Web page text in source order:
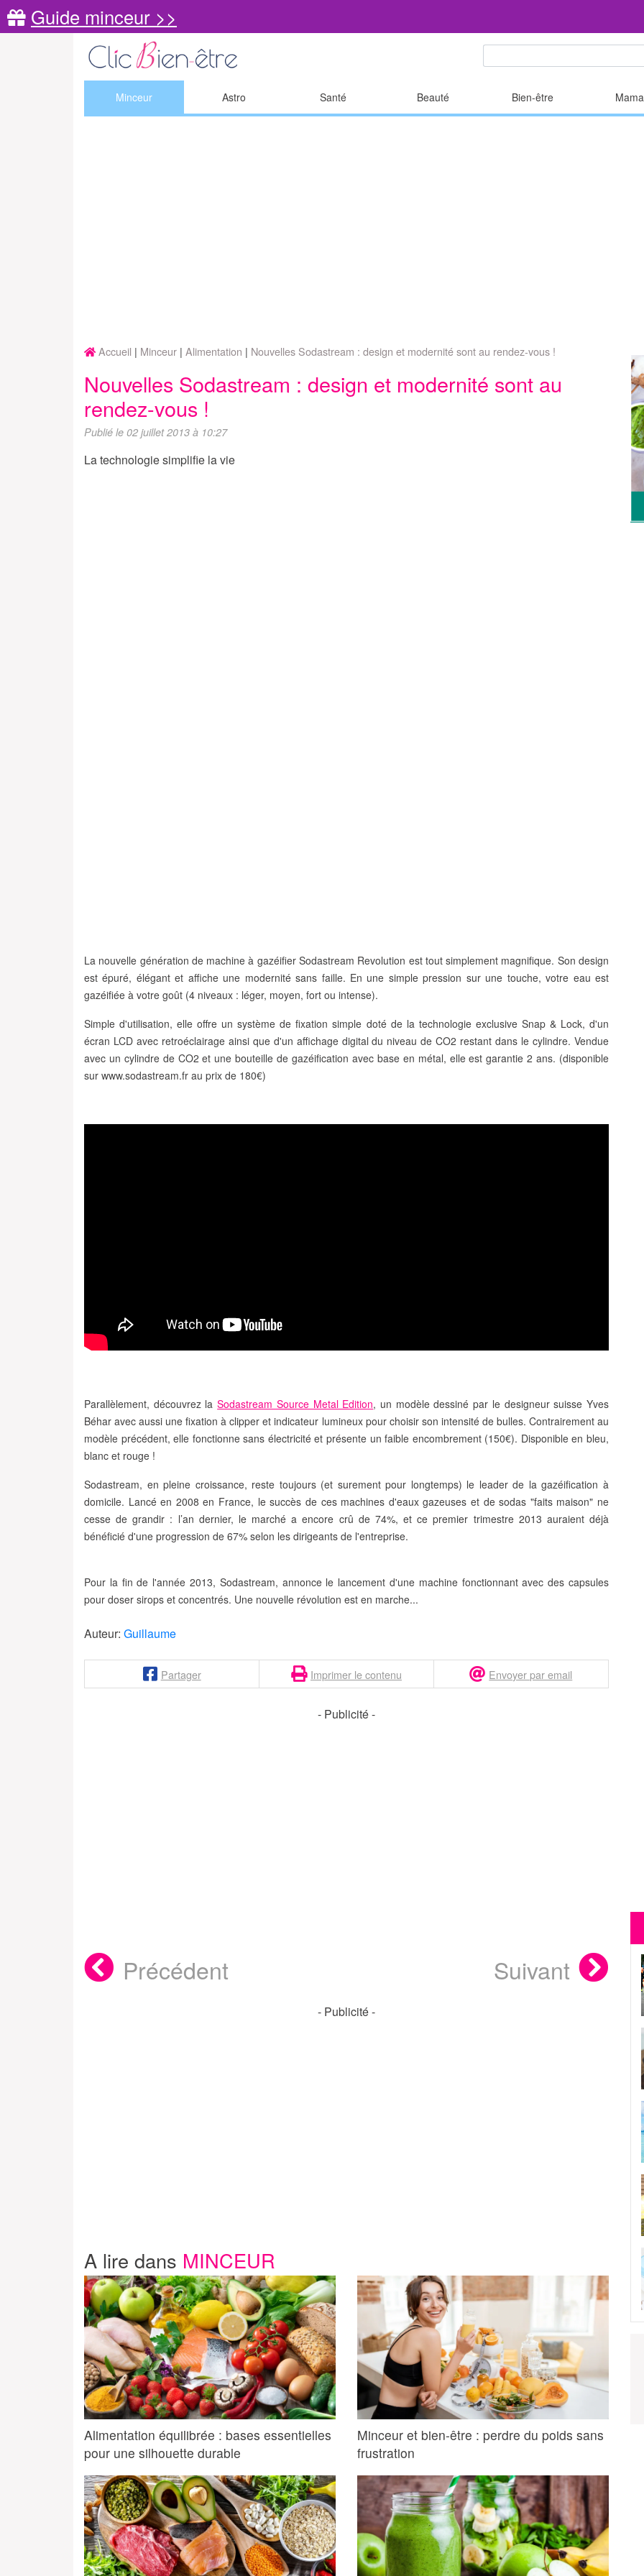
Guide minceur >>
Minceur Astro Santé Beauté Bien-être
Accueil Minceur Alimentation Nouvelles Sodastream : design et modernité sont au rendez-vous !
Nouvelles Sodastream : design et modernité sont au
rendez-vous !
Publié le 02 juillet 2013 à 10:27
La technologie simplifie la vie
La nouvelle génération de machine à gazéifier Sodastream Revolution est tout simplement magnifique. Son design
est épuré, élégant et affiche une modernité sans faille. En une simple pression sur une touche, votre eau est
gazéifiée à votre goût (4 niveaux : léger, moyen, fort ou intense).
Simple d'utilisation, elle offre un système de fixation simple doté de la technologie exclusive Snap & Lock, d'un
écran LCD avec retroéclairageainsi que d'un affichage digital du niveau de CO2 restant dans le cylindre. Vendue
avec un cylindre de CO2 et une bouteille de gazéification avec base en métal, elle est garantie 2 ans. (disponible
sur www.sodastream.fr au prix de 180€)
Parallèlement, découvrez laSodastream Source Metal Edition, un modèle dessiné par le designeur suisse Yves
Béhar avec aussi une fixation à clipper et indicateur lumineux pour choisir son intensité de bulles. Contrairement au
modèle précédent, elle fonctionnesans électricitéet présente unfaible encombrement(150€). Disponible en bleu,
blanc et rouge !
Sodastream, en pleine croissance, reste toujours (et surement pour longtemps) le leader de la gazéification à
domicile. Lancé en 2008 en France, le succès de ces machines d'eaux gazeuses et de sodas "faits maison" ne
cesse de grandir : l’an dernier, le marché a encore crû de 74%, et ce premier trimestre 2013 auraient déjà
bénéficié d'une progression de 67% selon les dirigeants de l'entreprise.
Pour la fin de l'année 2013, Sodastream, annonce le lancement d'une machine fonctionnant avec des capsules
pour doser sirops et concentrés. Une nouvelle révolution est en marche...
Auteur: Guillaume
Partager Imprimer le contenu Envoyer par email
- Publicité -
Précédent Suivant
- Publicité -
A lire dans MINCEUR
Alimentation équilibrée : bases essentielles
pour une silhouette durable
Minceur et bien-être : perdre du poids sans
frustration